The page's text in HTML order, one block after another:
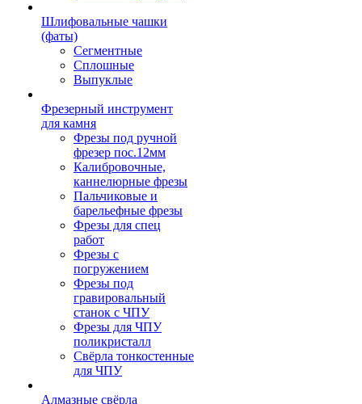
Шлифовальные чашки
(фаты)
Сегментные
Сплошные
Выпуклые
Фрезерный инструмент
для камня
Фрезы под ручной
фрезер пос.12мм
Калибровочные,
каннелюрные фрезы
Пальчиковые и
барельефные фрезы
Фрезы для спец
работ
Фрезы с
погружением
Фрезы под
гравировальный
станок с ЧПУ
Фрезы для ЧПУ
поликристалл
Свёрла тонкостенные
для ЧПУ
Алмазные свёрла